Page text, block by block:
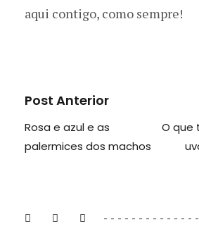
aqui contigo, como sempre!
Post Anterior
Rosa e azul e as
palermices dos machos
O que